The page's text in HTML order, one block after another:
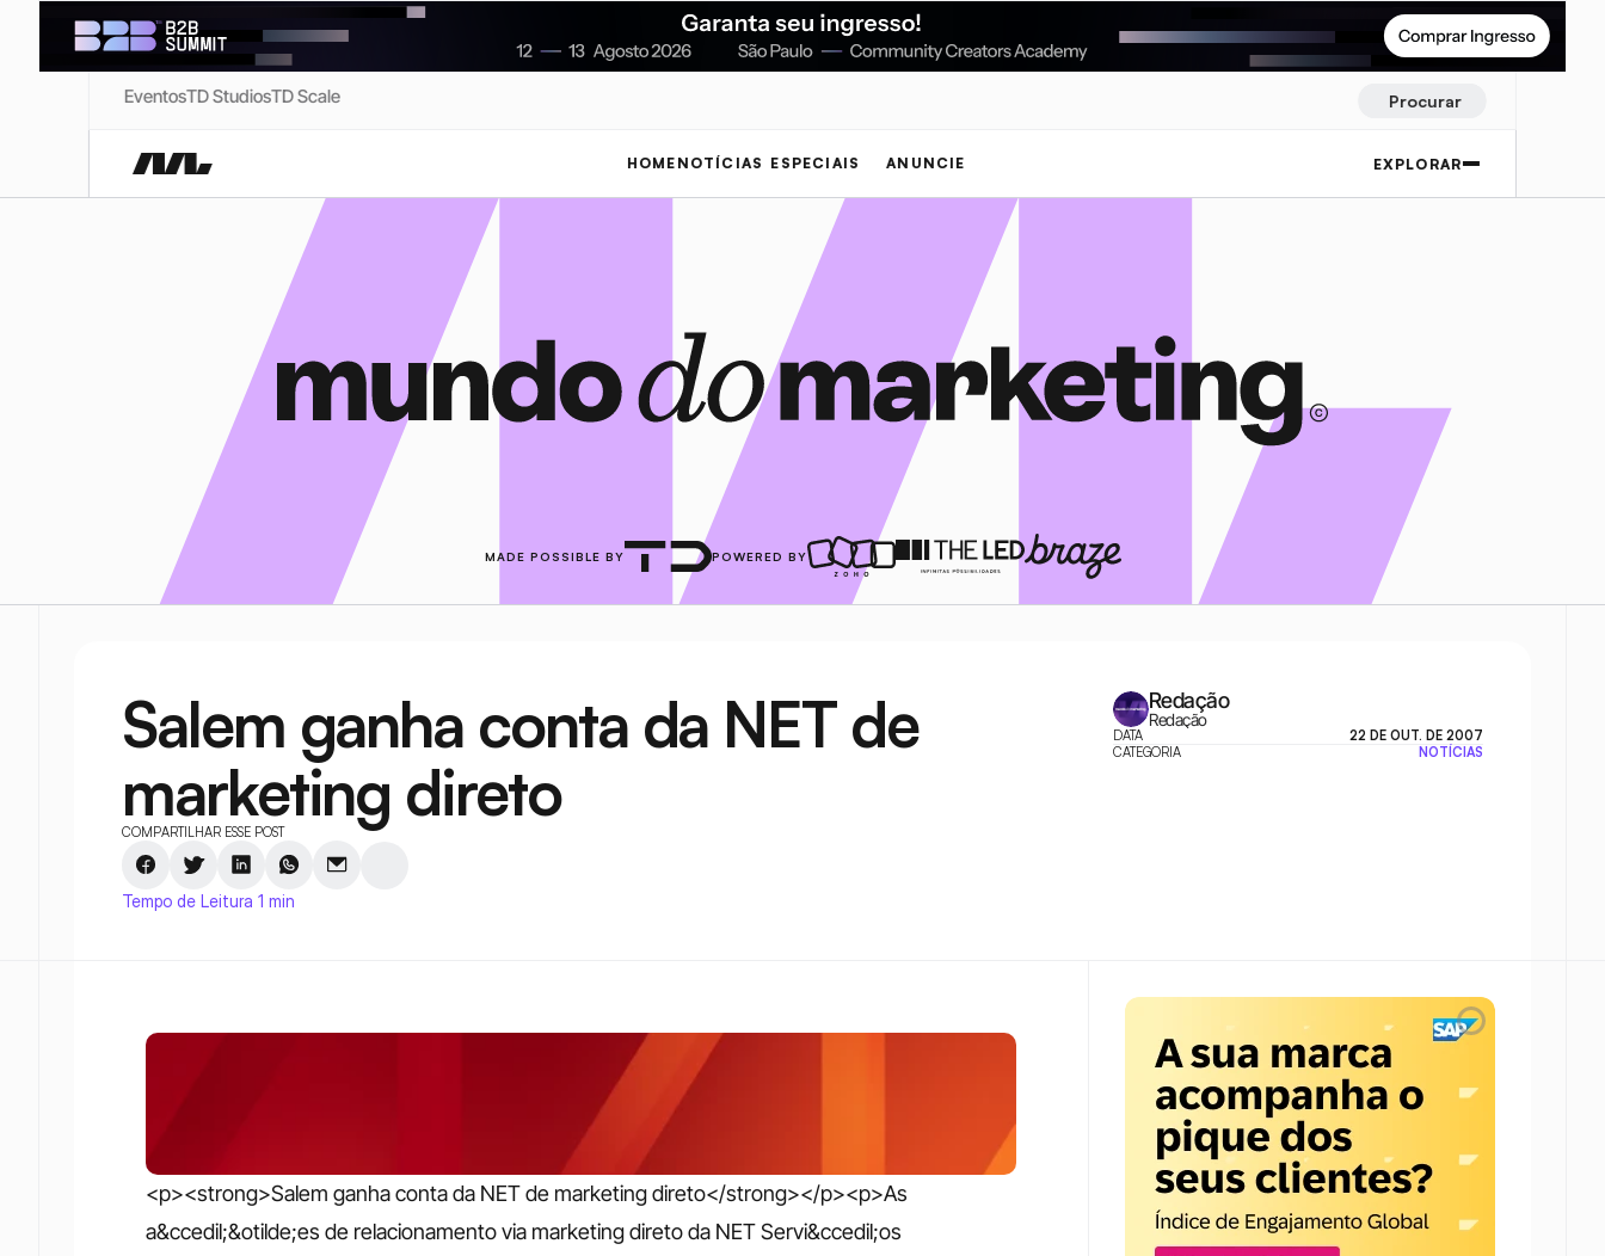
EventosTD StudiosTD Scale Procurar
HOME NOTÍCIAS ESPECIAIS ANUNCIE EXPLORAR
MADE POSSIBLE BY POWERED BY
Salem ganha conta da NET de
marketing direto
COMPARTILHAR ESSE POST
Tempo de Leitura 1 min
Redação
Redação
DATA
22 DE OUT. DE 2007
CATEGORIA
NOTÍCIAS
<p><strong>Salem ganha conta da NET de marketing direto</strong></p><p>As
a&ccedil;&otilde;es de relacionamento via marketing direto da NET Servi&ccedil;os